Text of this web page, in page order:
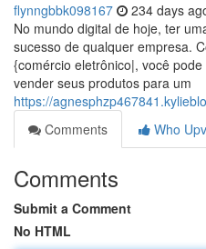
flynngbbk098167 234 days
No mundo digital de hoje, ter
sucesso de qualquer empresa.
{comércio eletrônico|, você
vender seus produtos para um
https://
Comments
Who
Comments
Submit a Comment
No HTML